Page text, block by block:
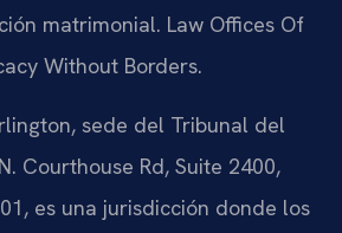
matrimonial. Law Offices Of
Without Borders.
sede del Tribunal del
Courthouse Rd, Suite 2400,
es una jurisdicción donde los